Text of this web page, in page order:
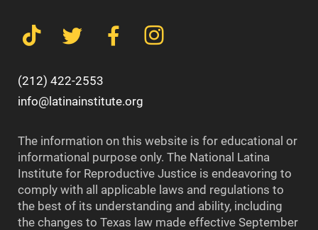
(212) 422-2553
info@latinainstitute.org
The information on this website is for educational or
informational purpose only. The National Latina
Institute for Reproductive Justice is endeavoring to
comply with all applicable laws and regulations to
the best of its understanding and ability, including
the changes to Texas law made effective September